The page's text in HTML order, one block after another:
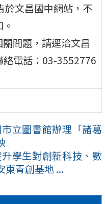
於文昌國中網站，不
問題，請逕洽文昌
絡電話：03-3552776
立圖書館辦理「諸葛
學生對創新科技、數
東青創基地 ...